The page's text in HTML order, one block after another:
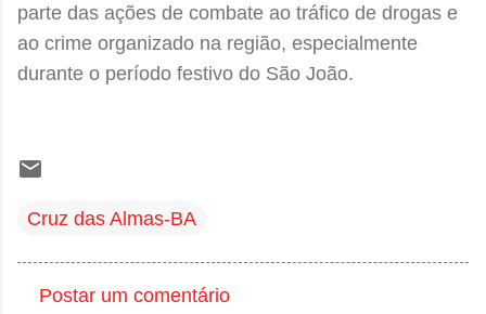
parte das ações de combate ao tráfico de drogas e
ao crime organizado na região, especialmente
durante o período festivo do São João.
Cruz das Almas-BA
Postar um comentário